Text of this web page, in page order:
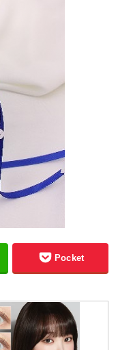
Pocket